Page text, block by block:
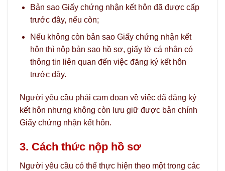
Bản sao Giấy chứng nhận kết hôn đã được cấp
trước đây, nếu còn;
Nếu không còn bản sao Giấy chứng nhận kết
hôn thì nộp bản sao hồ sơ, giấy tờ cá nhân có
thông tin liên quan đến việc đăng ký kết hôn
trước đây.
Người yêu cầu phải cam đoan về việc đã đăng ký
kết hôn nhưng không còn lưu giữ được bản chính
Giấy chứng nhận kết hôn.
3. Cách thức nộp hồ sơ
Người yêu cầu có thể thực hiện theo một trong các